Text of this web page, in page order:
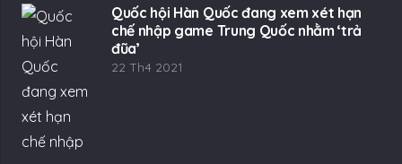
Quốc hội Hàn Quốc đang xem xét hạn
chế nhập game Trung Quốc nhằm ‘trả
đũa’
22 Th4 2021